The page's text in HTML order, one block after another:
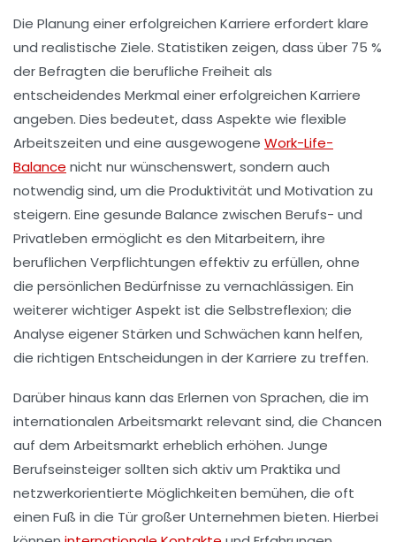
Die Planung einer erfolgreichen Karriere erfordert klare
und realistische Ziele. Statistiken zeigen, dass über 75 %
der Befragten die berufliche Freiheit als
entscheidendes Merkmal einer erfolgreichen Karriere
angeben. Dies bedeutet, dass Aspekte wie flexible
Arbeitszeiten und eine ausgewogene Work-Life-
Balance nicht nur wünschenswert, sondern auch
notwendig sind, um die Produktivität und Motivation zu
steigern. Eine gesunde Balance zwischen Berufs- und
Privatleben ermöglicht es den Mitarbeitern, ihre
beruflichen Verpflichtungen effektiv zu erfüllen, ohne
die persönlichen Bedürfnisse zu vernachlässigen. Ein
weiterer wichtiger Aspekt ist die Selbstreflexion; die
Analyse eigener Stärken und Schwächen kann helfen,
die richtigen Entscheidungen in der Karriere zu treffen.
Darüber hinaus kann das Erlernen von Sprachen, die im
internationalen Arbeitsmarkt relevant sind, die Chancen
auf dem Arbeitsmarkt erheblich erhöhen. Junge
Berufseinsteiger sollten sich aktiv um Praktika und
netzwerkorientierte Möglichkeiten bemühen, die oft
einen Fuß in die Tür großer Unternehmen bieten. Hierbei